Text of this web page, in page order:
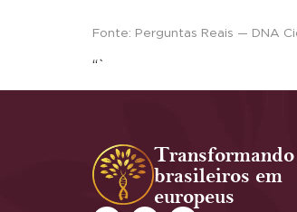
Fonte: Perguntas Reais — DNA
“`
Transformando
brasileiros em
europeus